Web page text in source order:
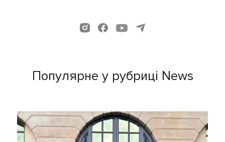
Популярне у рубриці News